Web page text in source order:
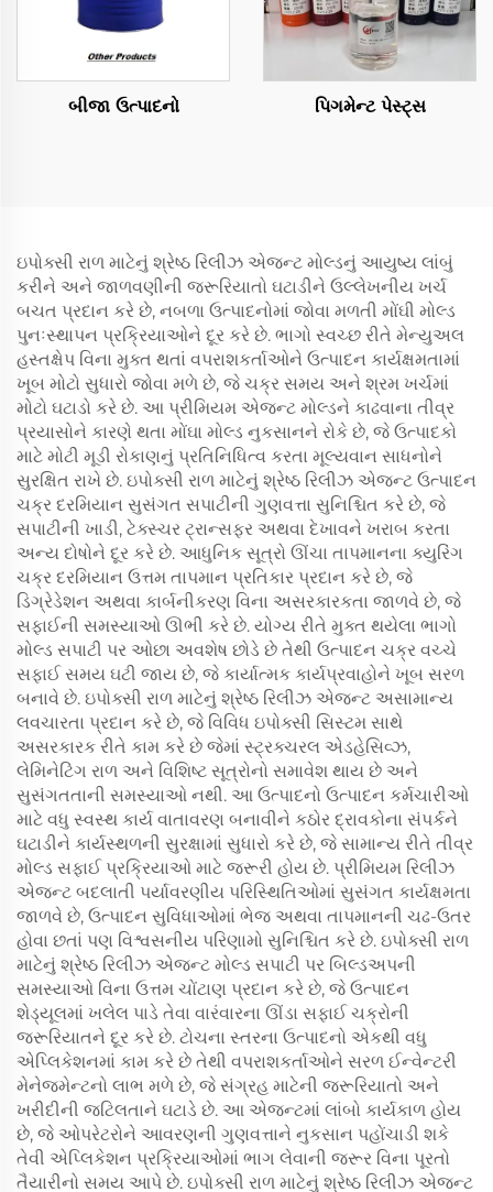
બીજા ઉત્પાદનો પિગમેન્ટ પેસ્ટ્સ
ઇપોક્સી રાળ માટેનું શ્રેષ્ઠ રિલીઝ એજન્ટ મોલ્ડનું આયુષ્ય લાંબું
કરીને અને જાળવણીની જરૂરિયાતો ઘટાડીને ઉલ્લેખનીય ખર્ચ
બચત પ્રદાન કરે છે, નબળા ઉત્પાદનોમાં જોવા મળતી મોંઘી મોલ્ડ
પુનઃસ્થાપન પ્રક્રિયાઓને દૂર કરે છે. ભાગો સ્વચ્છ રીતે મેન્યુઅલ
હસ્તક્ષેપ વિના મુક્ત થતાં વપરાશકર્તાઓને ઉત્પાદન કાર્યક્ષમતામાં
ખૂબ મોટો સુધારો જોવા મળે છે, જે ચક્ર સમય અને શ્રમ ખર્ચમાં
મોટો ઘટાડો કરે છે. આ પ્રીમિયમ એજન્ટ મોલ્ડને કાઢવાના તીવ્ર
પ્રયાસોને કારણે થતા મોંઘા મોલ્ડ નુકસાનને રોકે છે, જે ઉત્પાદકો
માટે મોટી મૂડી રોકાણનું પ્રતિનિધિત્વ કરતા મૂલ્યવાન સાધનોને
સુરક્ષિત રાખે છે. ઇપોક્સી રાળ માટેનું શ્રેષ્ઠ રિલીઝ એજન્ટ ઉત્પાદન
ચક્ર દરમિયાન સુસંગત સપાટીની ગુણવત્તા સુનિશ્ચિત કરે છે, જે
સપાટીની ખાડી, ટેક્સ્ચર ટ્રાન્સફર અથવા દેખાવને ખરાબ કરતા
અન્ય દોષોને દૂર કરે છે. આધુનિક સૂત્રો ઊંચા તાપમાનના ક્યુરિંગ
ચક્ર દરમિયાન ઉત્તમ તાપમાન પ્રતિકાર પ્રદાન કરે છે, જે
ડિગ્રેડેશન અથવા કાર્બનીકરણ વિના અસરકારકતા જાળવે છે, જે
સફાઈની સમસ્યાઓ ઊભી કરે છે. યોગ્ય રીતે મુક્ત થયેલા ભાગો
મોલ્ડ સપાટી પર ઓછા અવશેષ છોડે છે તેથી ઉત્પાદન ચક્ર વચ્ચે
સફાઈ સમય ઘટી જાય છે, જે કાર્યાત્મક કાર્યપ્રવાહોને ખૂબ સરળ
બનાવે છે. ઇપોક્સી રાળ માટેનું શ્રેષ્ઠ રિલીઝ એજન્ટ અસામાન્ય
લવચારતા પ્રદાન કરે છે, જે વિવિધ ઇપોક્સી સિસ્ટમ સાથે
અસરકારક રીતે કામ કરે છે જેમાં સ્ટ્રક્ચરલ એડહેસિવ્ઝ,
લેમિનેટિંગ રાળ અને વિશિષ્ટ સૂત્રોનો સમાવેશ થાય છે અને
સુસંગતતાની સમસ્યાઓ નથી. આ ઉત્પાદનો ઉત્પાદન કર્મચારીઓ
માટે વધુ સ્વસ્થ કાર્ય વાતાવરણ બનાવીને કઠોર દ્રાવકોના સંપર્કને
ઘટાડીને કાર્યસ્થળની સુરક્ષામાં સુધારો કરે છે, જે સામાન્ય રીતે તીવ્ર
મોલ્ડ સફાઈ પ્રક્રિયાઓ માટે જરૂરી હોય છે. પ્રીમિયમ રિલીઝ
એજન્ટ બદલાતી પર્યાવરણીય પરિસ્થિતિઓમાં સુસંગત કાર્યક્ષમતા
જાળવે છે, ઉત્પાદન સુવિધાઓમાં ભેજ અથવા તાપમાનની ચઢ-ઉતર
હોવા છતાં પણ વિશ્વસનીય પરિણામો સુનિશ્ચિત કરે છે. ઇપોક્સી રાળ
માટેનું શ્રેષ્ઠ રિલીઝ એજન્ટ મોલ્ડ સપાટી પર બિલ્ડઅપની
સમસ્યાઓ વિના ઉત્તમ ચોંટાણ પ્રદાન કરે છે, જે ઉત્પાદન
શેડ્યૂલમાં ખલેલ પાડે તેવા વારંવારના ઊંડા સફાઈ ચક્રોની
જરૂરિયાતને દૂર કરે છે. ટોચના સ્તરના ઉત્પાદનો એકથી વધુ
એપ્લિકેશનમાં કામ કરે છે તેથી વપરાશકર્તાઓને સરળ ઈન્વેન્ટરી
મેનેજમેન્ટનો લાભ મળે છે, જે સંગ્રહ માટેની જરૂરિયાતો અને
ખરીદીની જટિલતાને ઘટાડે છે. આ એજન્ટમાં લાંબો કાર્યકાળ હોય
છે, જે ઓપરેટરોને આવરણની ગુણવત્તાને નુકસાન પહોંચાડી શકે
તેવી એપ્લિકેશન પ્રક્રિયાઓમાં ભાગ લેવાની જરૂર વિના પૂરતો
તૈયારીનો સમય આપે છે. ઇપોક્સી રાળ માટેનું શ્રેષ્ઠ રિલીઝ એજન્ટ